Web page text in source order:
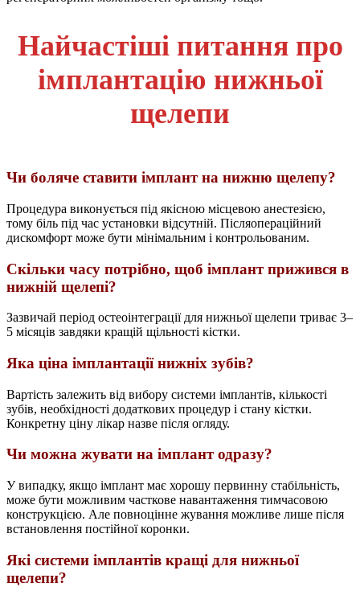
Найчастіші питання про
імплантацію нижньої
щелепи
Чи боляче ставити імплант на нижню щелепу?
Процедура виконується під якісною місцевою анестезією,
тому біль під час установки відсутній. Післяопераційний
дискомфорт може бути мінімальним і контрольованим.
Скільки часу потрібно, щоб імплант прижився в
нижній щелепі?
Зазвичай період остеоінтеграції для нижньої щелепи триває 3–
5 місяців завдяки кращій щільності кістки.
Яка ціна імплантації нижніх зубів?
Вартість залежить від вибору системи імплантів, кількості
зубів, необхідності додаткових процедур і стану кістки.
Конкретну ціну лікар назве після огляду.
Чи можна жувати на імплант одразу?
У випадку, якщо імплант має хорошу первинну стабільність,
може бути можливим часткове навантаження тимчасовою
конструкцією. Але повноцінне жування можливе лише після
встановлення постійної коронки.
Які системи імплантів кращі для нижньої
щелепи?